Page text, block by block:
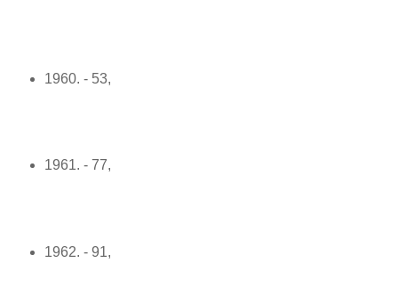
1960. - 53,
1961. - 77,
1962. - 91,